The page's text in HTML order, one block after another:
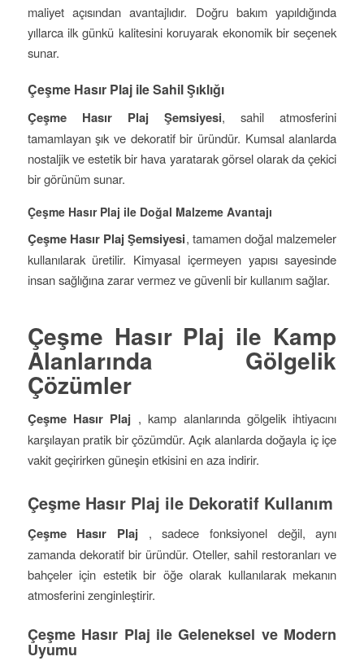
maliyet açısından avantajlıdır. Doğru bakım yapıldığında
yıllarca ilk günkü kalitesini koruyarak ekonomik bir seçenek
sunar.
Çeşme Hasır Plaj ile Sahil Şıklığı
Çeşme Hasır Plaj Şemsiyesi, sahil atmosferini
tamamlayan şık ve dekoratif bir üründür. Kumsal alanlarda
nostaljik ve estetik bir hava yaratarak görsel olarak da çekici
bir görünüm sunar.
Çeşme Hasır Plaj ile Doğal Malzeme Avantajı
Çeşme Hasır Plaj Şemsiyesi, tamamen doğal malzemeler
kullanılarak üretilir. Kimyasal içermeyen yapısı sayesinde
insan sağlığına zarar vermez ve güvenli bir kullanım sağlar.
Çeşme Hasır Plaj ile Kamp
Alanlarında Gölgelik
Çözümler
Çeşme Hasır Plaj , kamp alanlarında gölgelik ihtiyacını
karşılayan pratik bir çözümdür. Açık alanlarda doğayla iç içe
vakit geçirirken güneşin etkisini en aza indirir.
Çeşme Hasır Plaj ile Dekoratif Kullanım
Çeşme Hasır Plaj , sadece fonksiyonel değil, aynı
zamanda dekoratif bir üründür. Oteller, sahil restoranları ve
bahçeler için estetik bir öğe olarak kullanılarak mekanın
atmosferini zenginleştirir.
Çeşme Hasır Plaj ile Geleneksel ve Modern
Uyumu